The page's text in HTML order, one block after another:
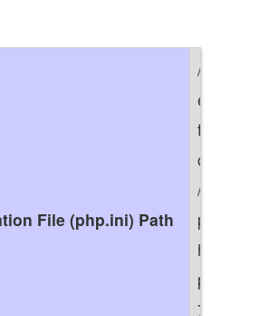
File (php.ini) Path
/
e
t
c
/
p
h
p
7